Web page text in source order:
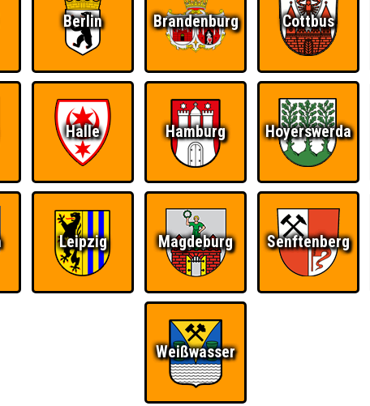
RESERVIERUNG
Berlin Brandenburg Cottbus
Halle Hamburg Hoyerswerda
Leipzig Magdeburg Senftenberg
Weißwasser